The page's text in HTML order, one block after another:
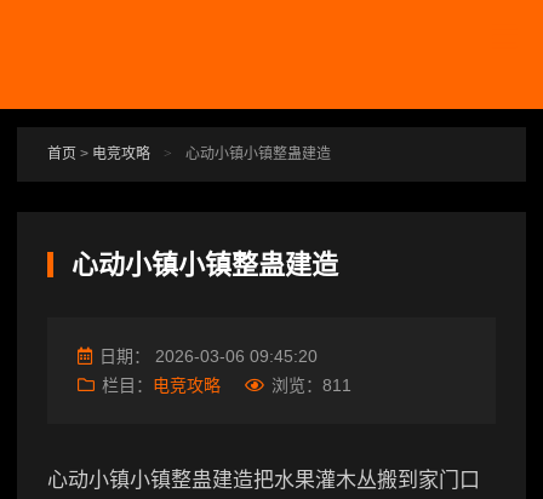
首页 > 电竞攻略 > 心动小镇小镇整蛊建造
心动小镇小镇整蛊建造
日期： 2026-03-06 09:45:20
栏目： 电竞攻略 浏览： 811
心动小镇小镇整蛊建造把水果灌木丛搬到家门口